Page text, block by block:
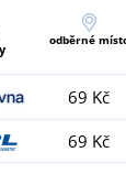
odběrné
69 Kč
69 Kč